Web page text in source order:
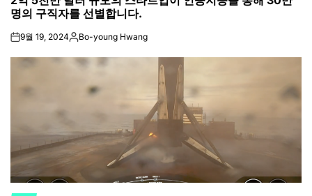
명의 구직자를 선별합니다.
on9월 19, 2024Posted
Bo-young Hwang